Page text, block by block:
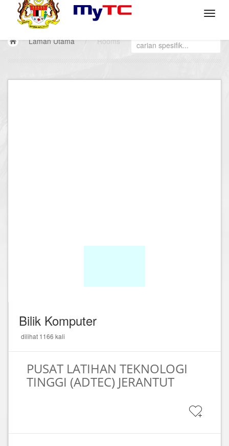
Laman Utama / Rooms
Bilik Komputer
dilihat 1166 kali
PUSAT LATIHAN TEKNOLOGI
TINGGI (ADTEC) JERANTUT